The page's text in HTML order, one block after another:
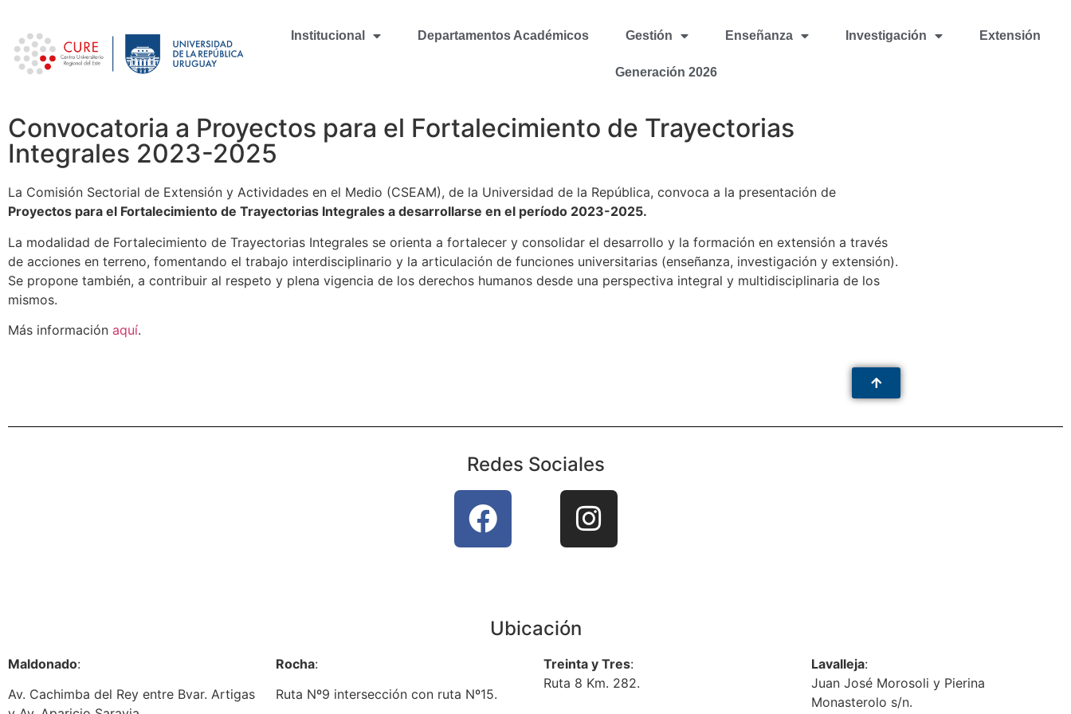
Institucional Departamentos Académicos Gestión Enseñanza Investigación Extensión
Generación 2026
Convocatoria a Proyectos para el Fortalecimiento de Trayectorias
Integrales 2023-2025
La Comisión Sectorial de Extensión y Actividades en el Medio (CSEAM), de la Universidad de la República, convoca a la presentación de
Proyectos para el Fortalecimiento de Trayectorias Integrales a desarrollarse en el período 2023-2025.
La modalidad de Fortalecimiento de Trayectorias Integrales se orienta a fortalecer y consolidar el desarrollo y la formación en extensión a través
de acciones en terreno, fomentando el trabajo interdisciplinario y la articulación de funciones universitarias (enseñanza, investigación y extensión).
Se propone también, a contribuir al respeto y plena vigencia de los derechos humanos desde una perspectiva integral y multidisciplinaria de los
mismos.
Más información aquí.
Redes Sociales
Ubicación
Maldonado:
Av. Cachimba del Rey entre Bvar. Artigas
Rocha:
Ruta Nº9 intersección con ruta Nº15.
Treinta y Tres:
Ruta 8 Km. 282.
Lavalleja:
Juan José Morosoli y Pierina
Monasterolo s/n.